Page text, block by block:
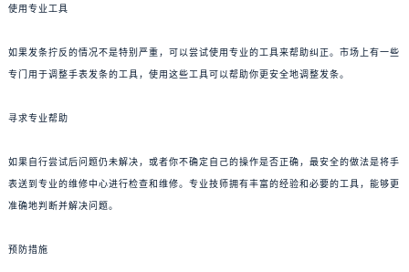
使用专业工具
如果发条拧反的情况不是特别严重，可以尝试使用专业的工具来帮助纠正。市场上有一些
专门用于调整手表发条的工具，使用这些工具可以帮助你更安全地调整发条。
寻求专业帮助
如果自行尝试后问题仍未解决，或者你不确定自己的操作是否正确，最安全的做法是将手
表送到专业的维修中心进行检查和维修。专业技师拥有丰富的经验和必要的工具，能够更
准确地判断并解决问题。
预防措施